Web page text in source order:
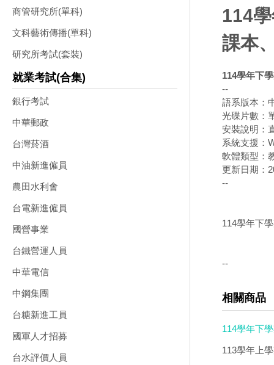
商管研究所(單科)
文科藝術傳播(單科)
研究所考試(套裝)
就業考試(合集)
銀行考試
中華郵政
台灣菸酒
中油新進僱員
農田水利會
台電新進僱員
國營事業
台鐵營運人員
中華電信
中鋼集團
台糖新進工員
國軍人才招募
台水評價人員
114
課本
114學年下
--
語系版本：
光碟片數：
安裝說明：
系統支援：
軟體類型：
更新日期：
--
114學年下
--
相關商品
114學年下
113學年上